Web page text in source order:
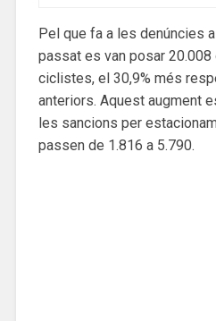
Pel que fa a les denúncies
passat es van posar 20.008
ciclistes, el 30,9% més
anteriors. Aquest augment
les sancions per
passen de 1.816 a 5.790.